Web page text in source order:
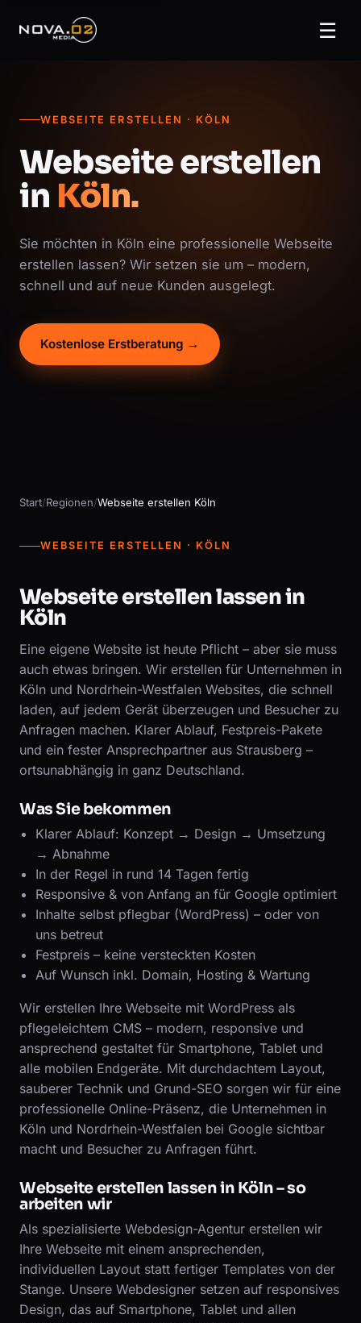
☰
WEBSEITE ERSTELLEN · KÖLN
Webseite erstellen
in Köln.
Sie möchten in Köln eine professionelle Webseite
erstellen lassen? Wir setzen sie um – modern,
schnell und auf neue Kunden ausgelegt.
Kostenlose Erstberatung →
Start/Regionen/Webseite erstellen Köln
WEBSEITE ERSTELLEN · KÖLN
Webseite erstellen lassen in
Köln
Eine eigene Website ist heute Pflicht – aber sie muss
auch etwas bringen. Wir erstellen für Unternehmen in
Köln und Nordrhein-Westfalen Websites, die schnell
laden, auf jedem Gerät überzeugen und Besucher zu
Anfragen machen. Klarer Ablauf, Festpreis-Pakete
und ein fester Ansprechpartner aus Strausberg –
ortsunabhängig in ganz Deutschland.
Was Sie bekommen
Klarer Ablauf: Konzept → Design → Umsetzung
→ Abnahme
In der Regel in rund 14 Tagen fertig
Responsive & von Anfang an für Google optimiert
Inhalte selbst pflegbar (WordPress) – oder von
uns betreut
Festpreis – keine versteckten Kosten
Auf Wunsch inkl. Domain, Hosting & Wartung
Wir erstellen Ihre Webseite mit WordPress als
pflegeleichtem CMS – modern, responsive und
ansprechend gestaltet für Smartphone, Tablet und
alle mobilen Endgeräte. Mit durchdachtem Layout,
sauberer Technik und Grund-SEO sorgen wir für eine
professionelle Online-Präsenz, die Unternehmen in
Köln und Nordrhein-Westfalen bei Google sichtbar
macht und Besucher zu Anfragen führt.
Webseite erstellen lassen in Köln – so
arbeiten wir
Als spezialisierte Webdesign-Agentur erstellen wir
Ihre Webseite mit einem ansprechenden,
individuellen Layout statt fertiger Templates von der
Stange. Unsere Webdesigner setzen auf responsives
Design, das auf Smartphone, Tablet und allen